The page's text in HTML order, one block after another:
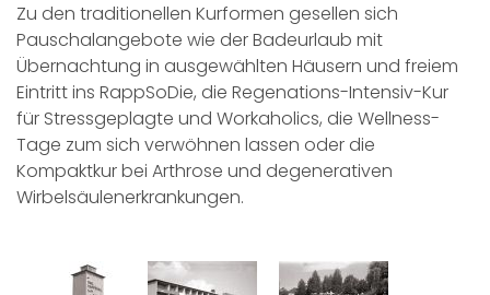
Zu den traditionellen Kurformen gesellen sich
Pauschalangebote wie der Badeurlaub mit
Übernachtung in ausgewählten Häusern und freiem
Eintritt ins RappSoDie, die Regenations-Intensiv-Kur
für Stressgeplagte und Workaholics, die Wellness-
Tage zum sich verwöhnen lassen oder die
Kompaktkur bei Arthrose und degenerativen
Wirbelsäulenerkrankungen.